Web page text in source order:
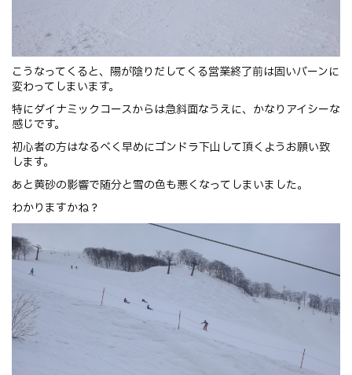
こうなってくると、陽が陰りだしてくる営業終了前は固いバーンに
変わってしまいます。
特にダイナミックコースからは急斜面なうえに、かなりアイシーな
感じです。
初心者の方はなるべく早めにゴンドラ下山して頂くようお願い致
します。
あと黄砂の影響で随分と雪の色も悪くなってしまいました。
わかりますかね？